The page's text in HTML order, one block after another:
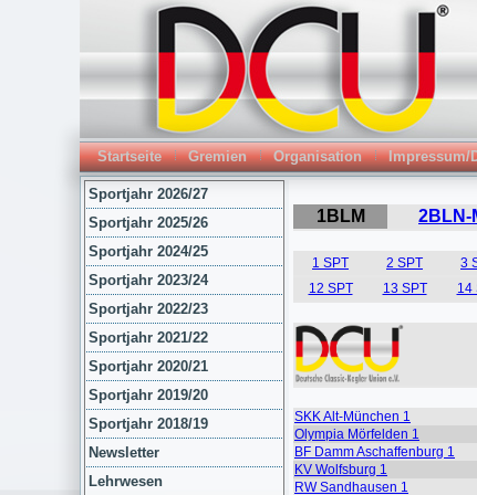
Startseite Gremien Organisation Impressum/
Sportjahr 2026/27
Sportjahr 2025/26
Sportjahr 2024/25
Sportjahr 2023/24
Sportjahr 2022/23
Sportjahr 2021/22
Sportjahr 2020/21
Sportjahr 2019/20
Sportjahr 2018/19
Newsletter
Lehrwesen